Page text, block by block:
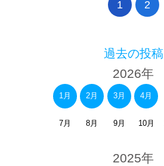
1 2
過去の投稿
2026年
1月 2月 3月 4月
7月 8月 9月 10月
2025年